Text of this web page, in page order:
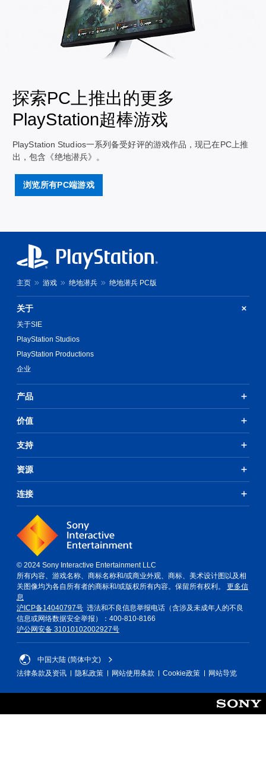
探索PC上推出的更多
PlayStation超棒游戏
PlayStation Studios一系列备受好评的游戏作品，现已在PC上推
出，包含《绝地潜兵》。
浏览所有PC端游戏
主页 游戏 绝地潜兵 绝地潜兵 PC版
关于
关于SIE
PlayStation Studios
PlayStation Productions
企业
产品
价值
支持
资源
连接
© 2024 Sony Interactive Entertainment LLC
所有内容、游戏名称、商标名称和/或商业外观、商标、美术设计图以及相
关图像均为各自所有者的商标和/或版权所有内容。保留所有权利。 更多信
息
沪ICP备14040797号 违法和不良信息举报电话（含涉及未成年人的不良
信息或网络数据安全举报）：400-810-8166
沪公网安备 31010102002927号
中国大陆 (简体中文)
法律条款及资讯
隐私政策 网站使用条款 Cookie政策 网站导览